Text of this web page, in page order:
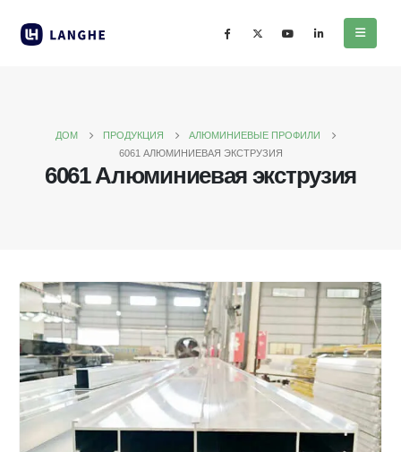
ДОМ ПРОДУКЦИЯ
АЛЮМИНИЕВЫЕ ПРОФИЛИ
6061 АЛЮМИНИЕВАЯ ЭКСТРУЗИЯ
6061 Алюминиевая экструзия